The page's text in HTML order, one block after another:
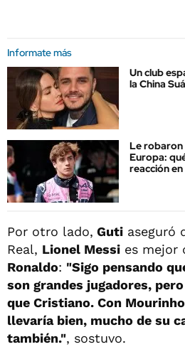
Informate más
Un club
la China
Le robaron
Europa:
reacción
Por otro lado, Guti aseguró
Real, Lionel Messi es mejor
Ronaldo: "Sigo pensando
son grandes jugadores,
que Cristiano. Con
llevaría bien, mucho de su
también.", sostuvo.